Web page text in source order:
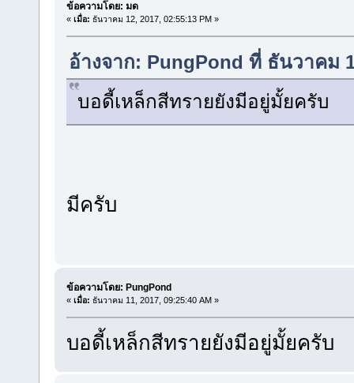
ข้อความโดย: มด
« เมื่อ: ธันวาคม 12, 2017, 02:55:13 PM »
อ้างจาก: PungPond ที่ ธันวาคม
บอดี้เหล็กสีทรายยังมีอยู่มั้ยครับ
มีครับ
ข้อความโดย: PungPond
« เมื่อ: ธันวาคม 11, 2017, 09:25:40 AM »
บอดี้เหล็กสีทรายยังมีอยู่มั้ยครับ